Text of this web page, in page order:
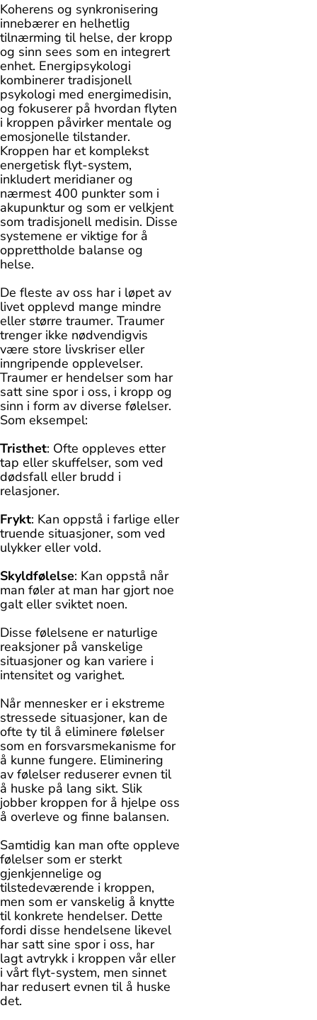
Koherens og synkronisering
innebærer en helhetlig
tilnærming til helse, der kropp
og sinn sees som en integrert
enhet. Energipsykologi
kombinerer tradisjonell
psykologi med energimedisin,
og fokuserer på hvordan flyten
i kroppen påvirker mentale og
emosjonelle tilstander.
Kroppen har et komplekst
energetisk flyt-system,
inkludert meridianer og
nærmest 400 punkter som i
akupunktur og som er velkjent
som tradisjonell medisin. Disse
systemene er viktige for å
opprettholde balanse og
helse.
De fleste av oss har i løpet av
livet opplevd mange mindre
eller større traumer. Traumer
trenger ikke nødvendigvis
være store livskriser eller
inngripende opplevelser.
Traumer er hendelser som har
satt sine spor i oss, i kropp og
sinn i form av diverse følelser.
Som eksempel:
Tristhet: Ofte oppleves etter
tap eller skuffelser, som ved
dødsfall eller brudd i
relasjoner.
Frykt: Kan oppstå i farlige eller
truende situasjoner, som ved
ulykker eller vold.
Skyldfølelse: Kan oppstå når
man føler at man har gjort noe
galt eller sviktet noen.
Disse følelsene er naturlige
reaksjoner på vanskelige
situasjoner og kan variere i
intensitet og varighet.
Når mennesker er i ekstreme
stressede situasjoner, kan de
ofte ty til å eliminere følelser
som en forsvarsmekanisme for
å kunne fungere. Eliminering
av følelser reduserer evnen til
å huske på lang sikt. Slik
jobber kroppen for å hjelpe oss
å overleve og finne balansen.
Samtidig kan man ofte oppleve
følelser som er sterkt
gjenkjennelige og
tilstedeværende i kroppen,
men som er vanskelig å knytte
til konkrete hendelser. Dette
fordi disse hendelsene likevel
har satt sine spor i oss, har
lagt avtrykk i kroppen vår eller
i vårt flyt-system, men sinnet
har redusert evnen til å huske
det.